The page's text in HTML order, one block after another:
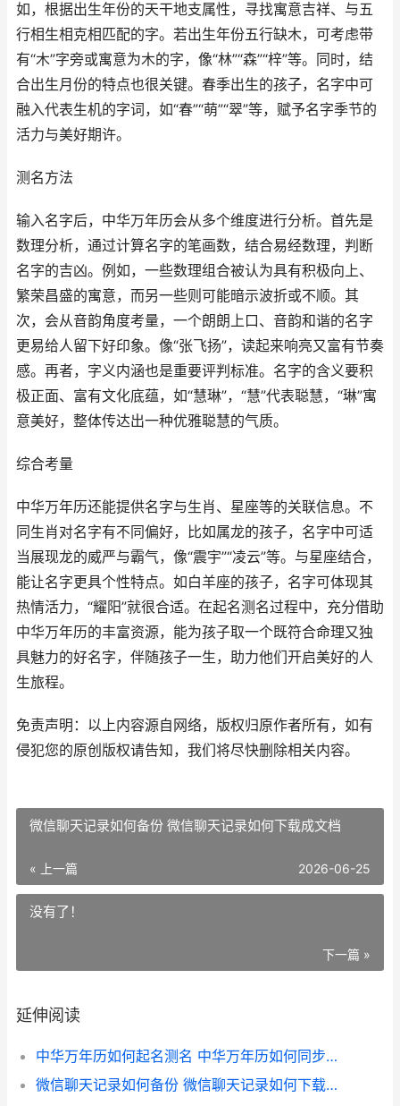
如，根据出生年份的天干地支属性，寻找寓意吉祥、与五
行相生相克相匹配的字。若出生年份五行缺木，可考虑带
有“木”字旁或寓意为木的字，像“林”“森”“梓”等。同时，结
合出生月份的特点也很关键。春季出生的孩子，名字中可
融入代表生机的字词，如“春”“萌”“翠”等，赋予名字季节的
活力与美好期许。
测名方法
输入名字后，中华万年历会从多个维度进行分析。首先是
数理分析，通过计算名字的笔画数，结合易经数理，判断
名字的吉凶。例如，一些数理组合被认为具有积极向上、
繁荣昌盛的寓意，而另一些则可能暗示波折或不顺。其
次，会从音韵角度考量，一个朗朗上口、音韵和谐的名字
更易给人留下好印象。像“张飞扬”，读起来响亮又富有节奏
感。再者，字义内涵也是重要评判标准。名字的含义要积
极正面、富有文化底蕴，如“慧琳”，“慧”代表聪慧，“琳”寓
意美好，整体传达出一种优雅聪慧的气质。
综合考量
中华万年历还能提供名字与生肖、星座等的关联信息。不
同生肖对名字有不同偏好，比如属龙的孩子，名字中可适
当展现龙的威严与霸气，像“震宇”“凌云”等。与星座结合，
能让名字更具个性特点。如白羊座的孩子，名字可体现其
热情活力，“耀阳”就很合适。在起名测名过程中，充分借助
中华万年历的丰富资源，能为孩子取一个既符合命理又独
具魅力的好名字，伴随孩子一生，助力他们开启美好的人
生旅程。
免责声明：以上内容源自网络，版权归原作者所有，如有
侵犯您的原创版权请告知，我们将尽快删除相关内容。
微信聊天记录如何备份 微信聊天记录如何下载成文档
« 上一篇 2026-06-25
没有了！
下一篇 »
延伸阅读
中华万年历如何起名测名 中华万年历如何同步数据
微信聊天记录如何备份 微信聊天记录如何下载成文档